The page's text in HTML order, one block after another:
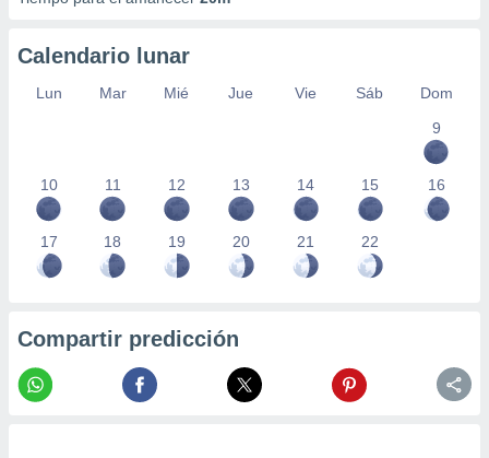
Calendario lunar
Lun Mar Mié Jue Vie Sáb
Dom
9
10 11 12 13 14 15 16
17 18 19 20 21 22
Compartir predicción